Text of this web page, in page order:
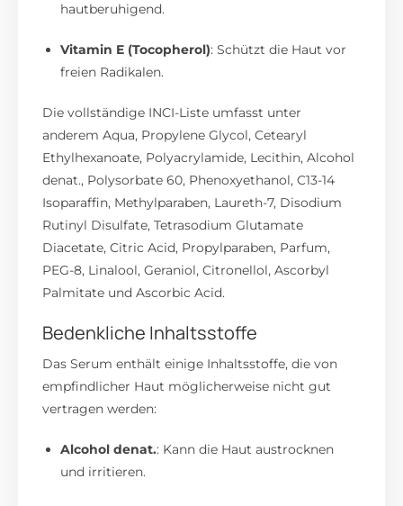
hautberuhigend.
Vitamin E (Tocopherol):Schützt die Haut vor
freien Radikalen.
Die vollständige INCI-Liste umfasst unter
anderem Aqua, Propylene Glycol, Cetearyl
Ethylhexanoate, Polyacrylamide, Lecithin, Alcohol
denat., Polysorbate 60, Phenoxyethanol, C13-14
Isoparaffin, Methylparaben, Laureth-7, Disodium
Rutinyl Disulfate, Tetrasodium Glutamate
Diacetate, Citric Acid, Propylparaben, Parfum,
PEG-8, Linalool, Geraniol, Citronellol, Ascorbyl
Palmitate und Ascorbic Acid.
Bedenkliche Inhaltsstoffe
Das Serum enthält einige Inhaltsstoffe, die von
empfindlicher Haut möglicherweise nicht gut
vertragen werden:
Alcohol denat.: Kann die Haut austrocknen
und irritieren.